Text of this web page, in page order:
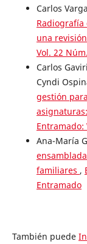
Carlos
una
Vol. 22
Carlos
Cyndi
gestión
Entramado:
Ana-María
familiares ,
Entramado
También puede